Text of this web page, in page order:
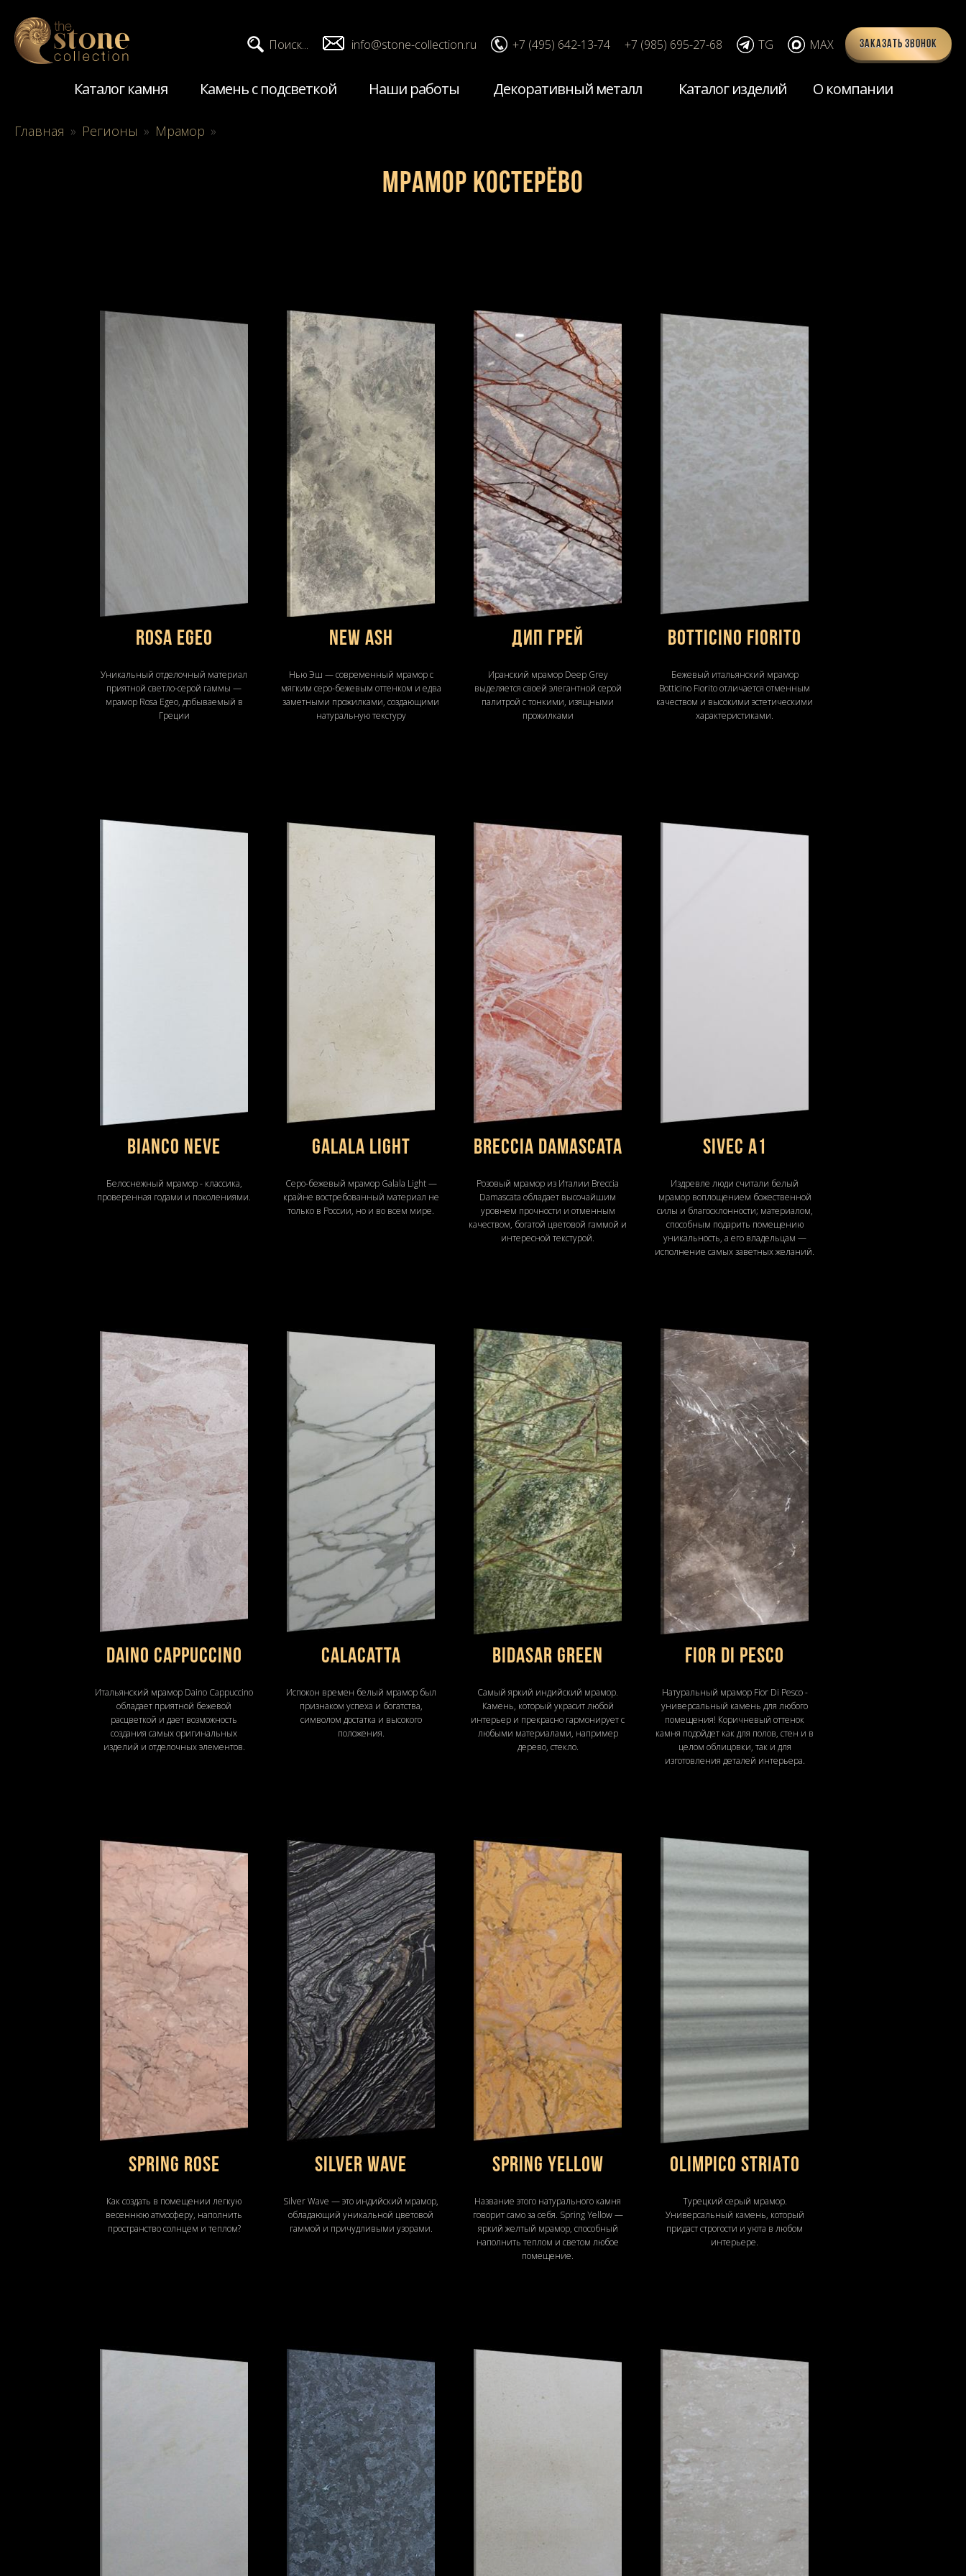
Заказать звонок
Поиск... info@stone-collection.ru +7 (495) 642-13-74 +7 (985) 695-27-68 TG MAX
Каталог камня Камень с подсветкой Наши работы Декоративный металл Каталог изделий О компании
Главная » Регионы » Мрамор »
Мрамор Костерёво
Rosa egeo
Уникальный отделочный материал
приятной светло-серой гаммы —
мрамор Rosa Egeo, добываемый в
Греции
New Ash
Нью Эш — современный мрамор с
мягким серо-бежевым оттенком и едва
заметными прожилками, создающими
натуральную текстуру
Дип Грей
Иранский мрамор Deep Grey
выделяется своей элегантной серой
палитрой с тонкими, изящными
прожилками
Botticino Fiorito
Бежевый итальянский мрамор
Botticino Fiorito отличается отменным
качеством и высокими эстетическими
характеристиками.
Bianco Neve
Белоснежный мрамор - классика,
проверенная годами и поколениями.
Galala Light
Серо-бежевый мрамор Galala Light —
крайне востребованный материал не
только в России, но и во всем мире.
Breccia Damascata
Розовый мрамор из Италии Breccia
Damascata обладает высочайшим
уровнем прочности и отменным
качеством, богатой цветовой гаммой и
интересной текстурой.
Sivec A1
Издревле люди считали белый
мрамор воплощением божественной
силы и благосклонности; материалом,
способным подарить помещению
уникальность, а его владельцам —
исполнение самых заветных желаний.
Daino Cappuccino
Итальянский мрамор Daino Cappuccino
обладает приятной бежевой
расцветкой и дает возможность
создания самых оригинальных
изделий и отделочных элементов.
Calacatta
Испокон времен белый мрамор был
признаком успеха и богатства,
символом достатка и высокого
положения.
BIDASAR GREEN
Самый яркий индийский мрамор.
Камень, который украсит любой
интерьер и прекрасно гармонирует с
любыми материалами, например
дерево, стекло.
Fior Di Pesco
Натуральный мрамор Fior Di Pesco -
универсальный камень для любого
помещения! Коричневый оттенок
камня подойдет как для полов, стен и в
целом облицовки, так и для
изготовления деталей интерьера.
Spring Rose
Как создать в помещении легкую
весеннюю атмосферу, наполнить
пространство солнцем и теплом?
Silver Wave
Silver Wave — это индийский мрамор,
обладающий уникальной цветовой
гаммой и причудливыми узорами.
Spring Yellow
Название этого натурального камня
говорит само за себя. Spring Yellow —
яркий желтый мрамор, способный
наполнить теплом и светом любое
помещение.
OLIMPICO STRIATO
Турецкий серый мрамор.
Универсальный камень, который
придаст строгости и уюта в любом
интерьере.